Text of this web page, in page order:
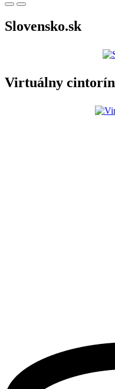
Slovensko.sk
Virtuálny cintorín